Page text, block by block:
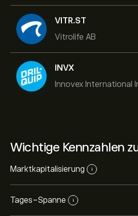
VITR.ST
Vitrolife AB
INVX
Innovex International
Wichtige Kennzahlen
Marktkapitalisierung i
Tages-Spanne i